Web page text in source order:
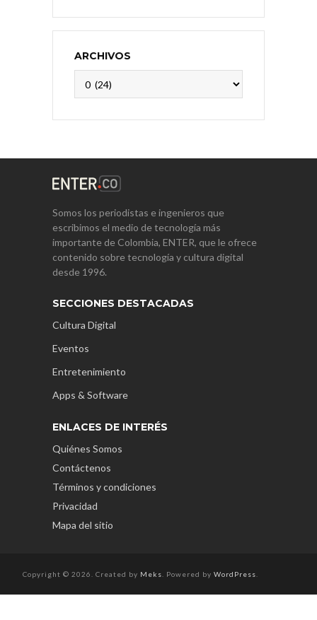
ARCHIVOS
Somos los periodistas e ingenieros que
escribimos el medio de tecnología más
importante de Colombia, ENTER, que le ofrece
contenido sobre tecnología y cultura digital
desde 1996.
SECCIONES DESTACADAS
Cultura Digital
Eventos
Entretenimiento
Apps & Software
ENLACES DE INTERÉS
Quiénes Somos
Contáctenos
Términos y condiciones
Privacidad
Mapa del sitio
Copyright © 2026. Created by Meks . Powered by WordPress